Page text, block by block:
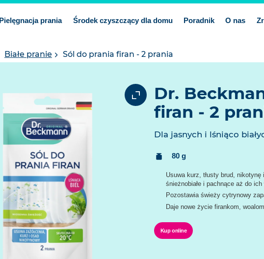
Pielęgnacja prania Środek czyszczący dla domu Poradnik O nas
Białe pranie Sól do prania firan - 2 prania
Dr.
firan - 2
Dla jasnych i lśniąco
Treść:80 g
Usuwa kurz, tłusty brud,
śnieżnobiałe i pachnące aż do ich
Pozostawia świeży cytrynowy
Daje nowe życie firankom,
Kup online